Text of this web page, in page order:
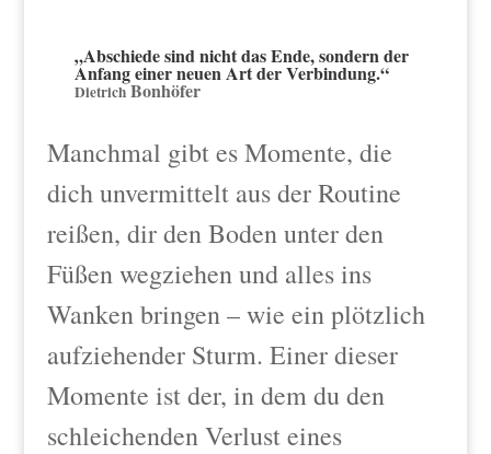
„Abschiede sind nicht das Ende, sondern der
Anfang einer neuen Art der Verbindung.“
Dietrich Bonhöfer
Manchmal gibt es Momente, die
dich unvermittelt aus der Routine
reißen, dir den Boden unter den
Füßen wegziehen und alles ins
Wanken bringen – wie ein plötzlich
aufziehender Sturm. Einer dieser
Momente ist der, in dem du den
schleichenden Verlust eines